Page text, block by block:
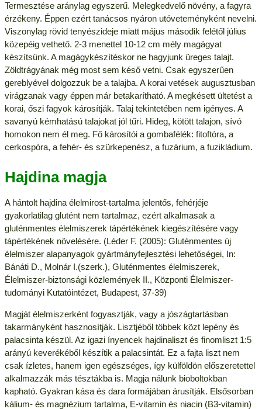
Termesztése aránylag egyszerű. Melegkedvelő növény, a fagyra
érzékeny. Éppen ezért tanácsos nyáron utóveteményként nevelni.
Viszonylag rövid tenyészideje miatt május második felétől július
közepéig vethető. 2-3 menettel 10-12 cm mély magágyat
készítsünk. A magágykészítéskor ne hagyjunk üreges talajt.
Zöldtrágyának még most sem késő vetni. Csak egyszerűen
gereblyével dolgozzuk be a talajba. A korai vetések augusztusban
virágzanak vagy éppen már betakarítható. A megkésett ültetést a
korai, őszi fagyok károsítják. Talaj tekintetében nem igényes. A
savanyú kémhatású talajokat jól tűri. Hideg, kötött talajon, sívó
homokon nem él meg. Fő károsítói a gombafélék: fitoftóra, a
cerkospóra, a fehér- és szürkepenész, a fuzárium, a fuzikládium.
Hajdina magja
A hántolt hajdina élelmirost-tartalma jelentős, fehérjéje
gyakorlatilag glutént nem tartalmaz, ezért alkalmasak a
gluténmentes élelmiszerek tápértékének kiegészítésére vagy
tápértékének növelésére. (Léder F. (2005): Gluténmentes új
élelmiszer alapanyagok gyártmányfejlesztési lehetőségei, In:
Bánáti D., Molnár I.(szerk.), Gluténmentes élelmiszerek,
Élelmiszer-biztonsági közlemények II., Központi Élelmiszer-
tudományi Kutatóintézet, Budapest, 37-39)
Magját élelmiszerként fogyasztják, vagy a jószágtartásban
takarmányként hasznosítják. Lisztjéből többek közt lepény és
palacsinta készül. Az igazi ínyencek hajdinaliszt és finomliszt 1:5
arányú keverékéből készítik a palacsintát. Ez a fajta liszt nem
csak ízletes, hanem igen egészséges, így külföldön előszeretettel
alkalmazzák más tésztákba is. Magja nálunk bioboltokban
kapható. Gyakran kása és dara formájában árusítják. Elsősorban
kálium- és magnézium tartalma, E-vitamin és niacin (B3-vitamin)